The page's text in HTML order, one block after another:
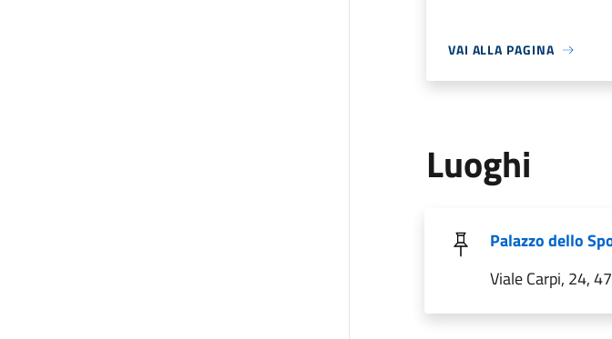
VAI ALLA PAGINA
Luoghi
Palazzo dello
Viale Carpi, 24,